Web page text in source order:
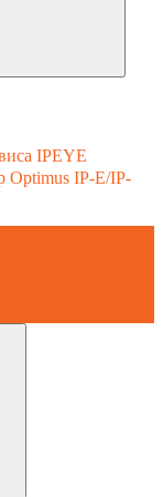
IPEYE
Optimus IP-E/IP-